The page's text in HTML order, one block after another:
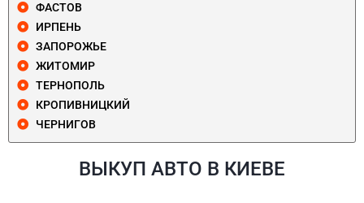
ФАСТОВ
ИРПЕНЬ
ЗАПОРОЖЬЕ
ЖИТОМИР
ТЕРНОПОЛЬ
КРОПИВНИЦКИЙ
ЧЕРНИГОВ
ВЫКУП АВТО В КИЕВЕ